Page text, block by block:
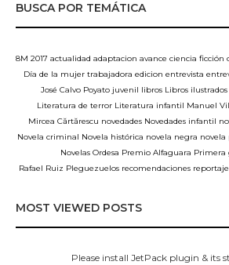
BUSCA POR TEMÁTICA
8M 2017 actualidad adaptacion avance ciencia ficción
Día de la mujer trabajadora edicion entrevista
José Calvo Poyato juvenil libros Libros ilustrados
Literatura de terror Literatura infantil Manuel
Mircea Cărtărescu novedades Novedades infantil
Novela criminal Novela histórica novela negra novela
Novelas Ordesa Premio Alfaguara Primera
Rafael Ruiz Pleguezuelos recomendaciones reportaje
MOST VIEWED POSTS
Please install JetPack plugin & its